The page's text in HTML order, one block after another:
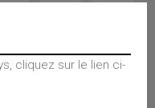
cliquez sur le lien ci-